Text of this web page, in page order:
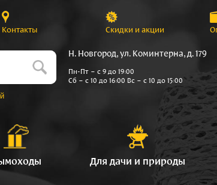
Контакты Скидки и акции
Н. Новгород, ул. Коминтерна, д. 179
Пн-Пт – с 9 до 19:00
Сб – с 10 до 16:00 Вс – с 10 до 15:00
Для дачи и природы